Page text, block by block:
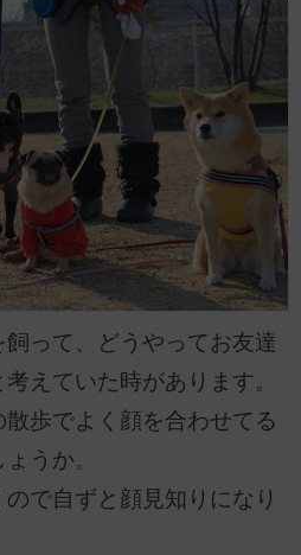
って、どうやってお友達
えていた時があります。
歩でよく顔を合わせてる
うか。
で自ずと顔見知りになり